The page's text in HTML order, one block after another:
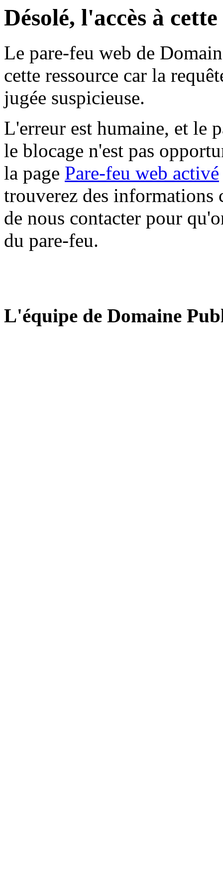
Désolé, l'accès à
Le pare-feu web de
cette ressource car la
jugée suspicieuse.
L'erreur est humaine, et le
le blocage n'est pas
la page Pare-feu web activé
trouverez des informations
de nous contacter pour
du pare-feu.
L'équipe de Domaine